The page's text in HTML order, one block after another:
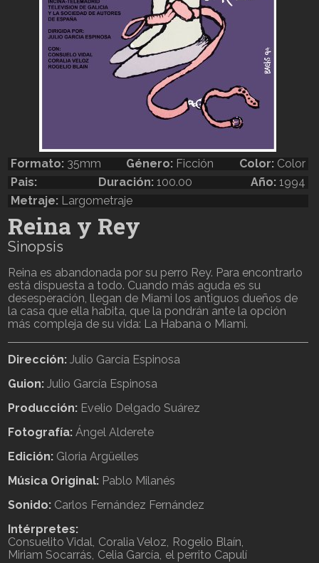
Formato: 35mm Género: Ficción Color: Color
Pais:
Duración: 100.00 Año: 1994
Metraje: Largometraje
Reina y Rey
Sinopsis
Reina es abandonada por su perro Rey. Para encontrarlo
está dispuesta a todo. Cuando más aguda es su
desesperación, llegan de Miami los antiguos dueños de
la casa que ella habita, que la pondrán ante la opción
más compleja de su vida: La Habana o Miami.
Dirección: Julio García Espinosa
Guion: Julio García Espinosa
Producción: Evelio Delgado Suárez
Fotografía: Ángel Alderete
Edición: Gloria Argüelles
Música Original: Pablo Milanés
Sonido: Carlos Fernández Fernández
Intérpretes:
Consuelito Vidal Coralia Veloz
Rogelio Blaín
Miriam Socarrás Celia García el perrito Capulí